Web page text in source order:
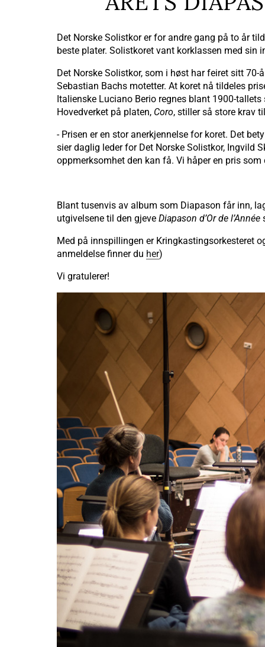
Det Norske Solistkor er for andre gang på to år
beste plater. Solistkoret vant korklassen med sin
Det Norske Solistkor, som i høst har feiret sitt
Sebastian Bachs motetter. At koret nå tildeles
Italienske Luciano Berio regnes blant 1900-
Hovedverket på platen, Coro, stiller så store krav
- Prisen er en stor anerkjennelse for koret. Det
sier daglig leder for Det Norske Solistkor, Ingvild
oppmerksomhet den kan få. Vi håper en pris
Blant tusenvis av album som Diapason får inn,
utgivelsene til den gjeve Diapason d’Or de l’Année
Med på innspillingen er Kringkastingsorkesteret
anmeldelse finner du her)
Vi gratulerer!